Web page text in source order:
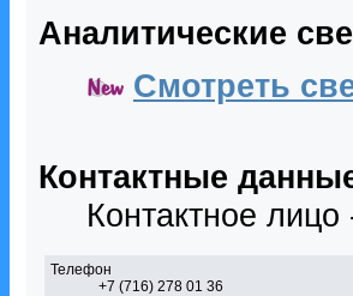
Аналитические
Смотреть
Контактные
Контактное
Телефон
+7 (716) 278 01 36